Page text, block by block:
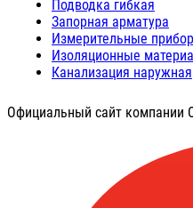
Подводка гибкая
Запорная арматура
Измерительные
Изоляционные
Канализация наружная
Официальный сайт компании